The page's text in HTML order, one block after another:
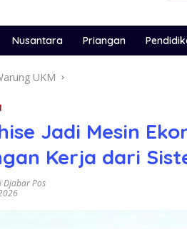
Nusantara Priangan
UKM
Jadi Mesin
Kerja dari
Djabar Pos